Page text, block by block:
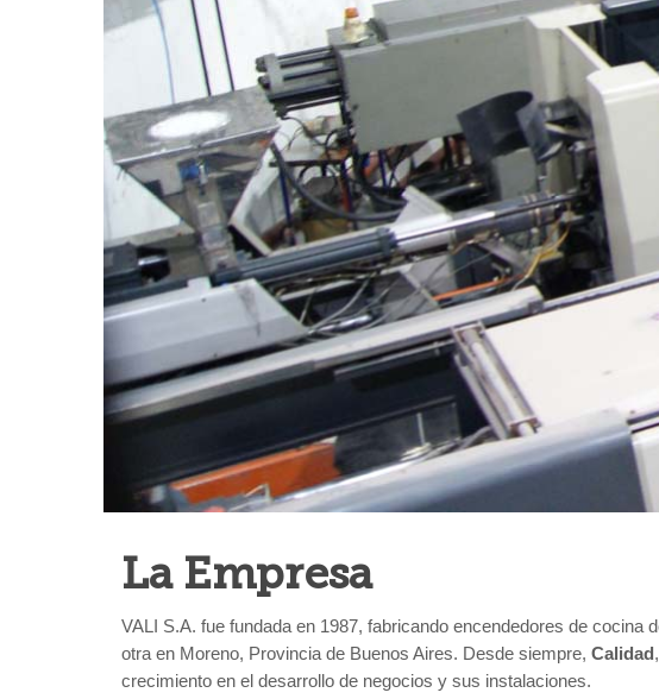
La Empresa
VALI S.A. fue fundada en 1987, fabricando encendedores de
otra en Moreno, Provincia de Buenos Aires. Desde siempre, Calidad,
crecimiento en el desarrollo de negocios y sus instalaciones.